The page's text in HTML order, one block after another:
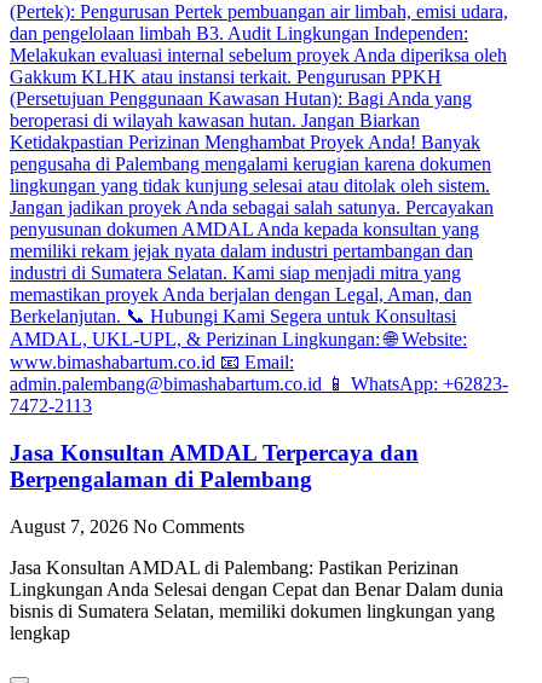
Jasa Konsultan AMDAL Terpercaya dan
Berpengalaman di Palembang
August 7, 2026 No Comments
Jasa Konsultan AMDAL di Palembang: Pastikan Perizinan
Lingkungan Anda Selesai dengan Cepat dan Benar Dalam dunia
bisnis di Sumatera Selatan, memiliki dokumen lingkungan yang
lengkap